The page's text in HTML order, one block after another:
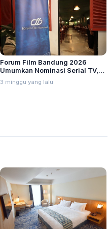
Forum Film Bandung 2026
Umumkan Nominasi Serial TV,
Web Hingga Pemeran Utama
Terpuji
3 minggu yang lalu